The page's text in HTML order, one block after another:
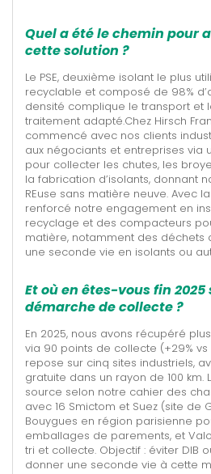
Quel a été le chemin pour
cette solution ?
Le PSE, deuxième isolant le plus
recyclable et composé de 98%
densité complique le transport et
traitement adapté.Chez Hirsch
commencé avec nos clients
aux négociants et entreprises via
pour collecter les chutes, les
la fabrication d’isolants, donnant
REuse sans matière neuve. Avec la
renforcé notre engagement en
recyclage et des compacteurs
matière, notamment des déchets
une seconde vie en isolants ou
Et où en êtes-vous fin
démarche de collecte ?
En 2025, nous avons récupéré
via 90 points de collecte (+29%
repose sur cinq sites industriels,
gratuite dans un rayon de 100 km.
source selon notre cahier des
avec 16 Smictom et Suez (site de
Bouygues en région parisienne
emballages de parements, et
tri et collecte. Objectif : éviter DIB
donner une seconde vie à cette